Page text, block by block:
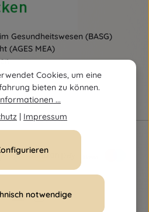
Gesundheitswesen (BASG)
(AGES MEA)
Cookies, um eine
bieten zu können.
...
| Impressum
notwendige